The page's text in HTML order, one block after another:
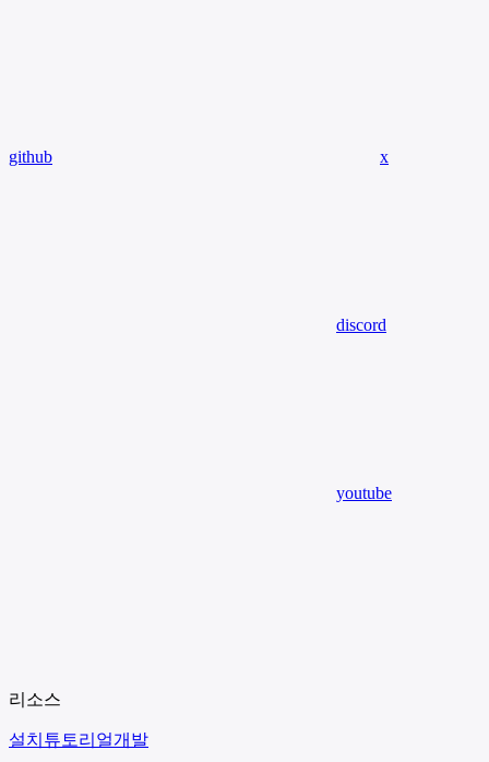
github x
discord
youtube
리소스
설치 튜토리얼개발